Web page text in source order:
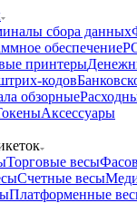
сбора данных
обеспечение
принтеры
кодов
обзорные
Аксессуары
Торговые весы
Счетные весы
Платформенные